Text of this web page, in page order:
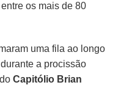
os mais de 80
uma fila ao longo
durante a procissão
doCapitólio Brian